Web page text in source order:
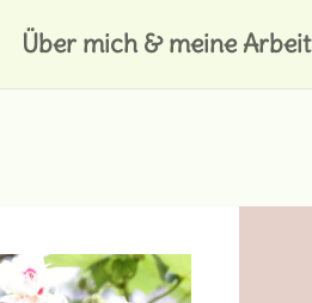
Über mich & meine Arbeit